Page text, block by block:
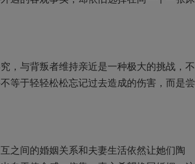
与背叛者维持亲近是一种极大的挑战，不
等于轻轻松松忘记过去造成的伤害，而是尝
间的婚姻关系和夫妻生活依然让她们陶